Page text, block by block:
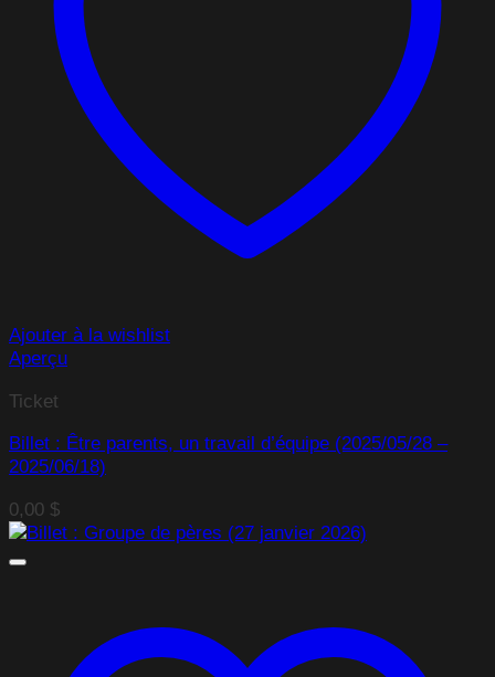
Ajouter à la wishlist
Aperçu
Ticket
Billet : Être parents, un travail d’équipe (2025/05/28 –
2025/06/18)
0,00 $